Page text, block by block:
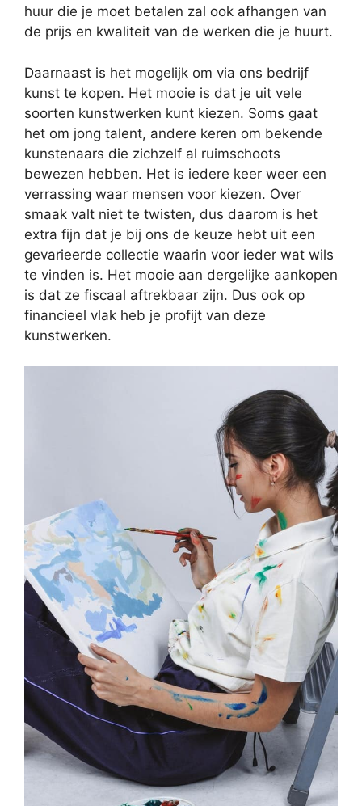
huur die je moet betalen zal ook afhangen van
de prijs en kwaliteit van de werken die je huurt.
Daarnaast is het mogelijk om via ons bedrijf
kunst te kopen. Het mooie is dat je uit vele
soorten kunstwerken kunt kiezen. Soms gaat
het om jong talent, andere keren om bekende
kunstenaars die zichzelf al ruimschoots
bewezen hebben. Het is iedere keer weer een
verrassing waar mensen voor kiezen. Over
smaak valt niet te twisten, dus daarom is het
extra fijn dat je bij ons de keuze hebt uit een
gevarieerde collectie waarin voor ieder wat wils
te vinden is. Het mooie aan dergelijke aankopen
is dat ze fiscaal aftrekbaar zijn. Dus ook op
financieel vlak heb je profijt van deze
kunstwerken.